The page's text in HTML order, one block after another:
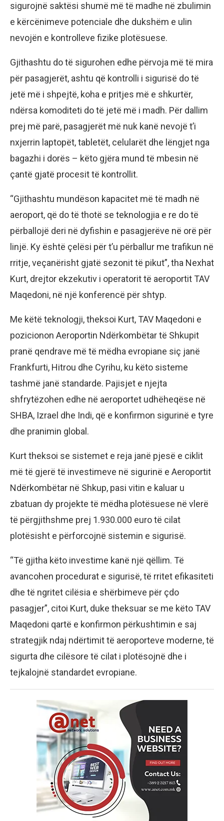
sigurojnë saktësi shumë më të madhe në zbulimin
e kërcënimeve potenciale dhe dukshëm e ulin
nevojën e kontrolleve fizike plotësuese.
Gjithashtu do të sigurohen edhe përvoja më të mira
për pasagjerët, ashtu që kontrolli i sigurisë do të
jetë më i shpejtë, koha e pritjes më e shkurtër,
ndërsa komoditeti do të jetë më i madh. Për dallim
prej më parë, pasagjerët më nuk kanë nevojë t’i
nxjerrin laptopët, tabletët, celularët dhe lëngjet nga
bagazhi i dorës – këto gjëra mund të mbesin në
çantë gjatë procesit të kontrollit.
“Gjithashtu mundëson kapacitet më të madh në
aeroport, që do të thotë se teknologjia e re do të
përballojë deri në dyfishin e pasagjerëve në orë për
linjë. Ky është çelësi për t’u përballur me trafikun në
rritje, veçanërisht gjatë sezonit të pikut”, tha Nexhat
Kurt, drejtor ekzekutiv i operatorit të aeroportit TAV
Maqedoni, në një konferencë për shtyp.
Me këtë teknologji, theksoi Kurt, TAV Maqedoni e
pozicionon Aeroportin Ndërkombëtar të Shkupit
pranë qendrave më të mëdha evropiane siç janë
Frankfurti, Hitrou dhe Cyrihu, ku këto sisteme
tashmë janë standarde. Pajisjet e njejta
shfrytëzohen edhe në aeroportet udhëheqëse në
SHBA, Izrael dhe Indi, që e konfirmon sigurinë e tyre
dhe pranimin global.
Kurt theksoi se sistemet e reja janë pjesë e ciklit
më të gjerë të investimeve në sigurinë e Aeroportit
Ndërkombëtar në Shkup, pasi vitin e kaluar u
zbatuan dy projekte të mëdha plotësuese në vlerë
të përgjithshme prej 1.930.000 euro të cilat
plotësisht e përforcojnë sistemin e sigurisë.
“Të gjitha këto investime kanë një qëllim. Të
avancohen procedurat e sigurisë, të rritet efikasiteti
dhe të ngritet cilësia e shërbimeve për çdo
pasagjer”, citoi Kurt, duke theksuar se me këto TAV
Maqedoni qartë e konfirmon përkushtimin e saj
strategjik ndaj ndërtimit të aeroporteve moderne, të
sigurta dhe cilësore të cilat i plotësojnë dhe i
tejkalojnë standardet evropiane.